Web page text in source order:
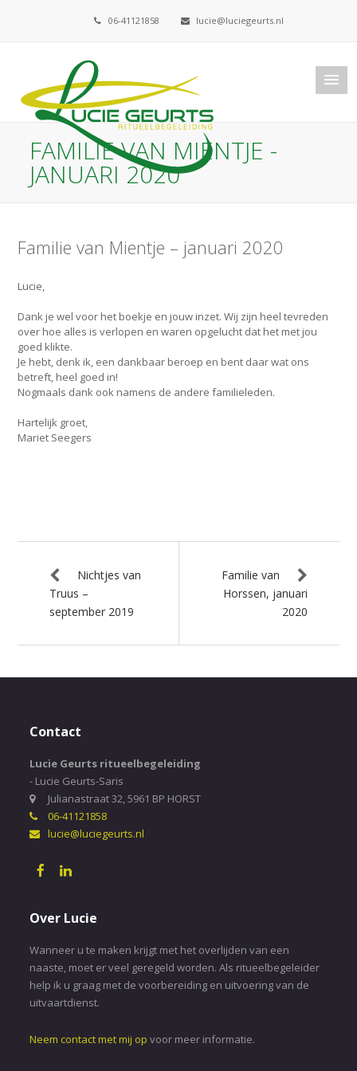
06-41121858 lucie@luciegeurts.nl
FAMILIE VAN MIENTJE -
JANUARI 2020
Familie van Mientje – januari 2020
Lucie,
Dank je wel voor het boekje en jouw inzet. Wij zijn heel tevreden
over hoe alles is verlopen en waren opgelucht dat het met jou
goed klikte.
Je hebt, denk ik, een dankbaar beroep en bent daar wat ons
betreft, heel goed in!
Nogmaals dank ook namens de andere familieleden.
Hartelijk groet,
Mariet Seegers
Nichtjes van
Truus –
september 2019
Familie van
Horssen, januari
2020
Contact
Lucie Geurts ritueelbegeleiding
- Lucie Geurts-Saris
Julianastraat 32, 5961 BP HORST
06-41121858
lucie@luciegeurts.nl
Over Lucie
Wanneer u te maken krijgt met het overlijden van een
naaste, moet er veel geregeld worden. Als ritueelbegeleider
help ik u graag met de voorbereiding en uitvoering van de
uitvaartdienst.
Neem contact met mij op voor meer informatie.